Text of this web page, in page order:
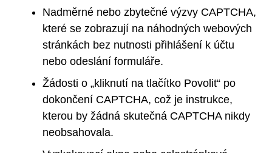
Nadměrné nebo zbytečné výzvy CAPTCHA,
které se zobrazují na náhodných webových
stránkách bez nutnosti přihlášení k účtu
nebo odeslání formuláře.
Žádosti o „kliknutí na tlačítko Povolit“ po
dokončení CAPTCHA, což je instrukce,
kterou by žádná skutečná CAPTCHA nikdy
neobsahovala.